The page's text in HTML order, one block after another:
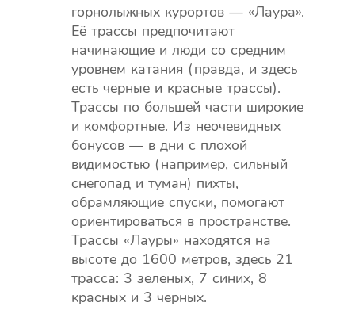
горнолыжных курортов — «Лаура».
Её трассы предпочитают
начинающие и люди со средним
уровнем катания (правда, и здесь
есть черные и красные трассы).
Трассы по большей части широкие
и комфортные. Из неочевидных
бонусов — в дни с плохой
видимостью (например, сильный
снегопад и туман) пихты,
обрамляющие спуски, помогают
ориентироваться в пространстве.
Трассы «Лауры» находятся на
высоте до 1600 метров, здесь 21
трасса: 3 зеленых, 7 синих, 8
красных и 3 черных.